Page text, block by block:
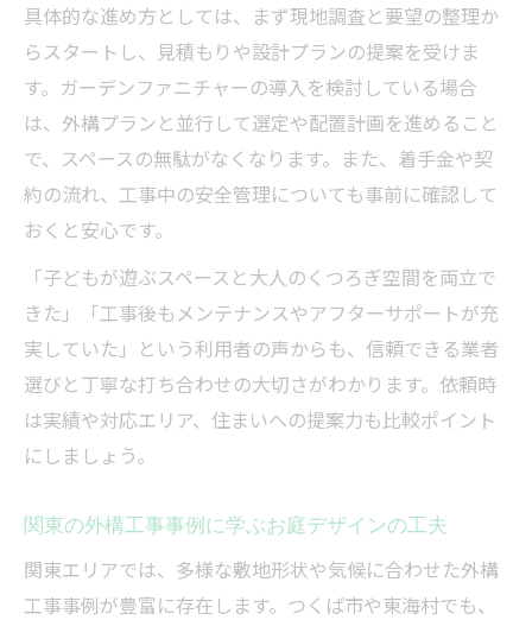
具体的な進め方としては、まず現地調査と要望の整理か
らスタートし、見積もりや設計プランの提案を受けま
す。ガーデンファニチャーの導入を検討している場合
は、外構プランと並行して選定や配置計画を進めること
で、スペースの無駄がなくなります。また、着手金や契
約の流れ、工事中の安全管理についても事前に確認して
おくと安心です。
「子どもが遊ぶスペースと大人のくつろぎ空間を両立で
きた」「工事後もメンテナンスやアフターサポートが充
実していた」という利用者の声からも、信頼できる業者
選びと丁寧な打ち合わせの大切さがわかります。依頼時
は実績や対応エリア、住まいへの提案力も比較ポイント
にしましょう。
関東の外構工事事例に学ぶお庭デザインの工夫
関東エリアでは、多様な敷地形状や気候に合わせた外構
工事事例が豊富に存在します。つくば市や東海村でも、